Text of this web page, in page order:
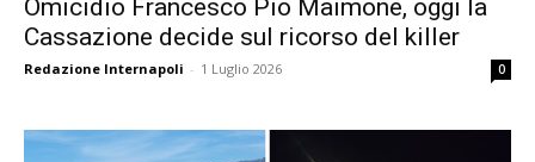
Omicidio Francesco Pio Maimone, oggi la
Cassazione decide sul ricorso del killer
Redazione Internapoli - 1 Luglio 2026 0